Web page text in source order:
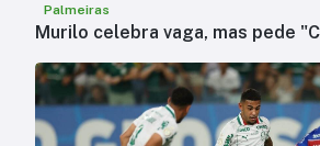
Palmeiras
Murilo celebra vaga, mas pede